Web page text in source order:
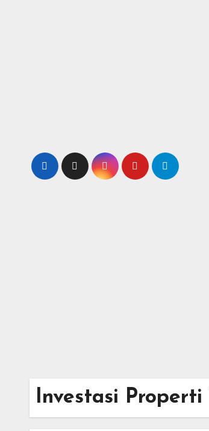
Investasi